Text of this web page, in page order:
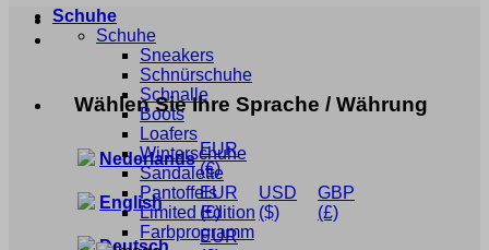
Wählen Sie Ihre Sprache / Währung
Nederlands
EUR
(€)
English
EUR
(€)
USD
($)
GBP
(£)
EUR
Schuhe
Schuhe
Sneakers
Schnürschuhe
Schnalle
Boots
Loafers
Winterschuhe
Sandalette
Pantoffels
Limited Edition
Farbprogramm